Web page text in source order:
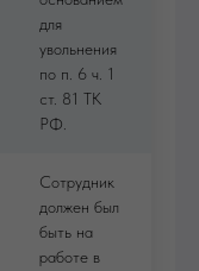
для
увольнения
по п. 6 ч. 1
ст. 81 ТК
РФ.
Сотрудник
должен был
быть на
работе в